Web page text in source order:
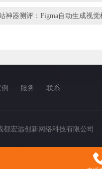
神器测评：Figma自动生成视觉
服务 联系
都宏远创新网络科技有限公司